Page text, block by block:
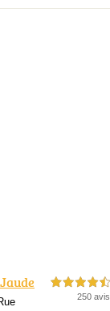
4,5 étoiles sur 5
250 avis